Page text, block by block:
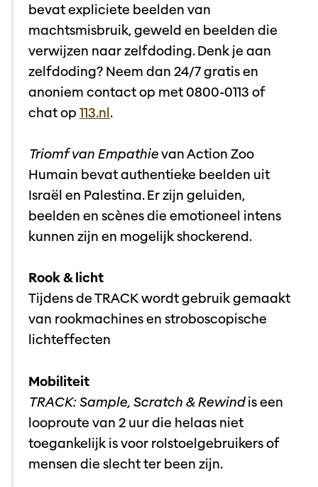
bevat expliciete beelden van
machtsmisbruik, geweld en beelden die
verwijzen naar zelfdoding. Denk je aan
zelfdoding? Neem dan 24/7 gratis en
anoniem contact op met 0800-0113 of
chat op 113.nl.
Triomf van Empathievan Action Zoo
Humain bevat authentieke beelden uit
Israël en Palestina. Er zijn geluiden,
beelden en scènes die emotioneel intens
kunnen zijn en mogelijk shockerend.
Rook & licht
Tijdens de TRACK wordt gebruik gemaakt
van rookmachines en stroboscopische
lichteffecten
Mobiliteit
TRACK: Sample, Scratch & Rewindis een
looproute van 2 uur die helaas niet
toegankelijk is voor rolstoelgebruikers of
mensen die slecht ter been zijn.